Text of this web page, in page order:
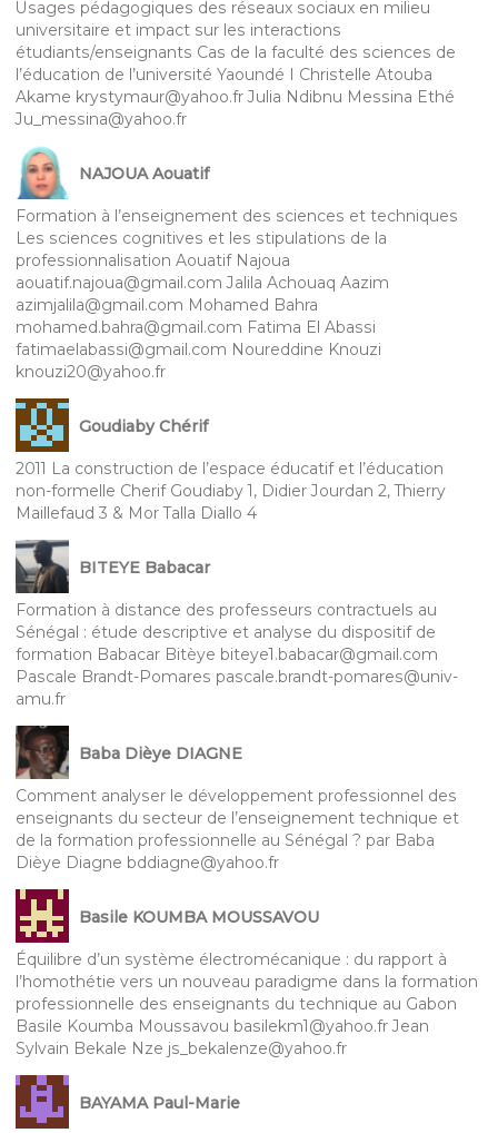
Usages pédagogiques des réseaux sociaux en milieu
universitaire et impact sur les interactions
étudiants/enseignants Cas de la faculté des sciences de
l’éducation de l’université Yaoundé I Christelle Atouba
Akame krystymaur@yahoo.fr Julia Ndibnu Messina Ethé
Ju_messina@yahoo.fr
NAJOUA Aouatif
Formation à l’enseignement des sciences et techniques
Les sciences cognitives et les stipulations de la
professionnalisation Aouatif Najoua
aouatif.najoua@gmail.com Jalila Achouaq Aazim
azimjalila@gmail.com Mohamed Bahra
mohamed.bahra@gmail.com Fatima El Abassi
fatimaelabassi@gmail.com Noureddine Knouzi
knouzi20@yahoo.fr
Goudiaby Chérif
2011 La construction de l’espace éducatif et l’éducation
non-formelle Cherif Goudiaby 1, Didier Jourdan 2, Thierry
Maillefaud 3 & Mor Talla Diallo 4
BITEYE Babacar
Formation à distance des professeurs contractuels au
Sénégal : étude descriptive et analyse du dispositif de
formation Babacar Bitèye biteye1.babacar@gmail.com
Pascale Brandt-Pomares pascale.brandt-pomares@univ-
amu.fr
Baba Dièye DIAGNE
Comment analyser le développement professionnel des
enseignants du secteur de l’enseignement technique et
de la formation professionnelle au Sénégal ? par Baba
Dièye Diagne bddiagne@yahoo.fr
Basile KOUMBA MOUSSAVOU
Équilibre d’un système électromécanique : du rapport à
l’homothétie vers un nouveau paradigme dans la formation
professionnelle des enseignants du technique au Gabon
Basile Koumba Moussavou basilekm1@yahoo.fr Jean
Sylvain Bekale Nze js_bekalenze@yahoo.fr
BAYAMA Paul-Marie